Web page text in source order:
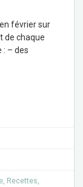
février sur
de chaque
: – des
, Recettes,